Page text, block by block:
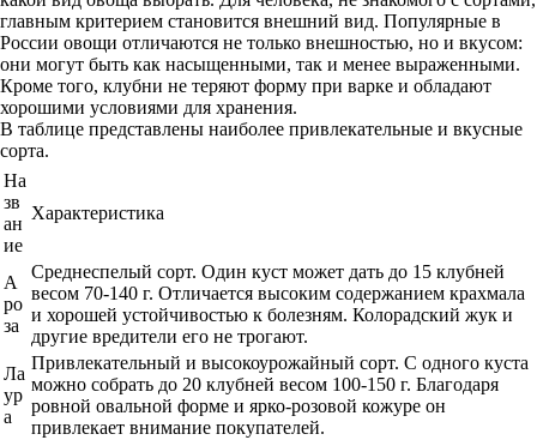
главным критерием становится внешний вид. Популярные в
России овощи отличаются не только внешностью, но и вкусом:
они могут быть как насыщенными, так и менее выраженными.
Кроме того, клубни не теряют форму при варке и обладают
хорошими условиями для хранения.
В таблице представлены наиболее привлекательные и вкусные
сорта.
На
зв
ан
ие
Характеристика
А
ро
за
Среднеспелый сорт. Один куст может дать до 15 клубней
весом 70-140 г. Отличается высоким содержанием крахмала
и хорошей устойчивостью к болезням. Колорадский жук и
другие вредители его не трогают.
Ла
ур
а
Привлекательный и высокоурожайный сорт. С одного куста
можно собрать до 20 клубней весом 100-150 г. Благодаря
ровной овальной форме и ярко-розовой кожуре он
привлекает внимание покупателей.